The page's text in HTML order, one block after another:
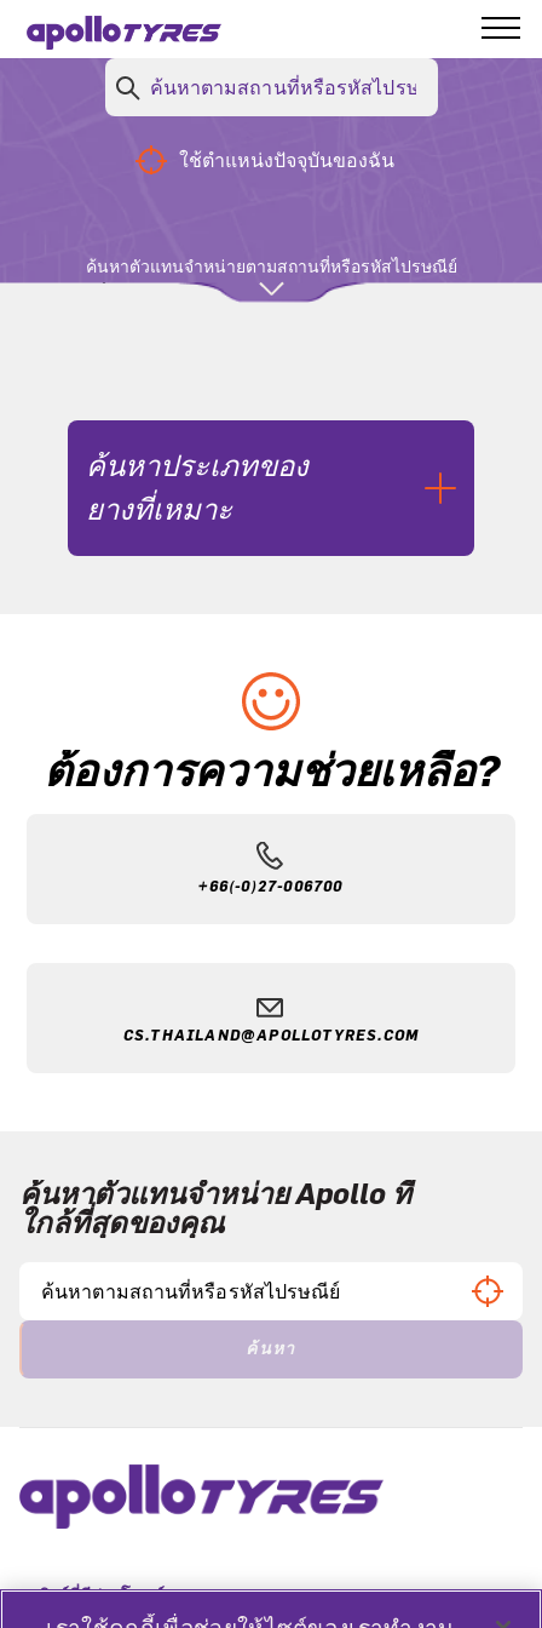
ใช้ตำแหน่งปัจจุบันของฉัน
ค้นหาตัวแทนจำหน่ายตามสถานที่หรือรหัสไปรษณีย์
ไม่พบผลการค้นหา
ใดๆ
ค้นหาประเภทของ
ยางที่เหมาะ
ต้องการความช่วยเหลือ?
+66(-0)27-006700
CS.THAILAND@APOLLOTYRES.COM
ค้นหาตัวแทนจำหน่าย Apollo ที่
ใกล้ที่สุดของคุณ
ค้นหา
ลิงค์ที่มีประโยชน์